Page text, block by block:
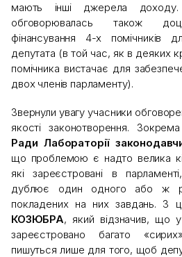
мають інші джерела
обговорювалась також
фінансування 4-х помічників
депутата (в той час, як в деяких
помічника вистачає для
двох членів парламенту).
Звернули увагу учасники
якості законотворення. Зокрема
Ради Лабораторії
що проблемою є надто велика
які зареєстровані в
дублює один одного або ж
покладених на них завдань. З
КОЗЮБРА, який відзначив, що
зареєстровано багато
пишуться лише для того, щоб